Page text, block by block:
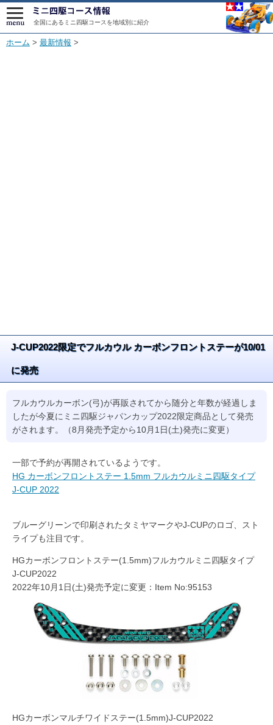
全国にあるミニ四駆コースを地域別に紹介
ホーム > 最新情報 >
J-CUP2022限定でフルカウル カーボンフロントステーが10/01
に発売
フルカウルカーボン(弓)が再販されてから随分と年数が経過しま
したが今夏にミニ四駆ジャパンカップ2022限定商品として発売
がされます。（8月発売予定から10月1日(土)発売に変更）
一部で予約が再開されているようです。
HG カーボンフロントステー 1.5mm フルカウルミニ四駆タイプ
J-CUP 2022
ブルーグリーンで印刷されたタミヤマークやJ-CUPのロゴ、スト
ライプも注目です。
HGカーボンフロントステー(1.5mm)フルカウルミニ四駆タイプ
J-CUP2022
2022年10月1日(土)発売予定に変更：Item No:95153
HGカーボンマルチワイドステー(1.5mm)J-CUP2022